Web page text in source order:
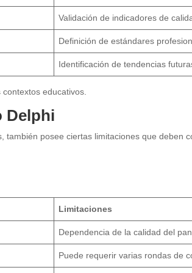
Validación de indicadores de
Definición de estándares
Identificación de tendencias
educativos.
Delphi
posee ciertas limitaciones que deben
Limitaciones
Dependencia de la calidad del
Puede requerir varias rondas de